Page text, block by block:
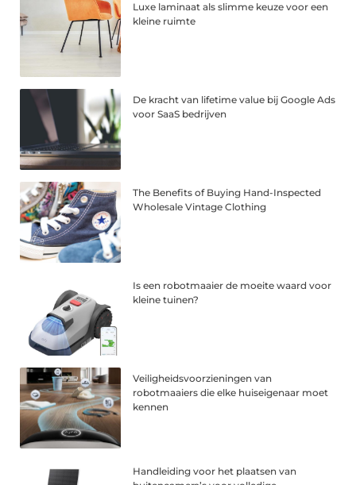
Luxe laminaat als slimme keuze voor een
kleine ruimte
De kracht van lifetime value bij Google Ads
voor SaaS bedrijven
The Benefits of Buying Hand-Inspected
Wholesale Vintage Clothing
Is een robotmaaier de moeite waard voor
kleine tuinen?
Veiligheidsvoorzieningen van
robotmaaiers die elke huiseigenaar moet
kennen
Handleiding voor het plaatsen van